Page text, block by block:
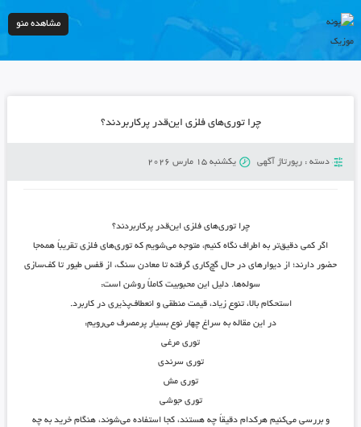
مشاهده منو
چرا توری‌های فلزی این‌قدر پرکاربردند؟
دسته : رپورتاژ آگهی یکشنبه 15 مارس 2026
چرا توری‌های فلزی این‌قدر پرکاربردند؟
اگر کمی دقیق‌تر به اطراف نگاه کنیم، متوجه می‌شویم که توری‌های فلزی تقریباً همه‌جا
حضور دارند؛ از دیوارهای در حال گچ‌کاری گرفته تا معادن سنگ، از قفس طیور تا کف‌سازی
سوله‌ها. دلیل این محبوبیت کاملاً روشن است:
استحکام بالا، تنوع زیاد، قیمت منطقی و انعطاف‌پذیری در کاربرد.
در این مقاله به سراغ چهار نوع بسیار پرمصرف می‌رویم:
توری مرغی
توری سرندی
توری مش
توری جوشی
و بررسی می‌کنیم هرکدام دقیقاً چه هستند، کجا استفاده می‌شوند، هنگام خرید به چه